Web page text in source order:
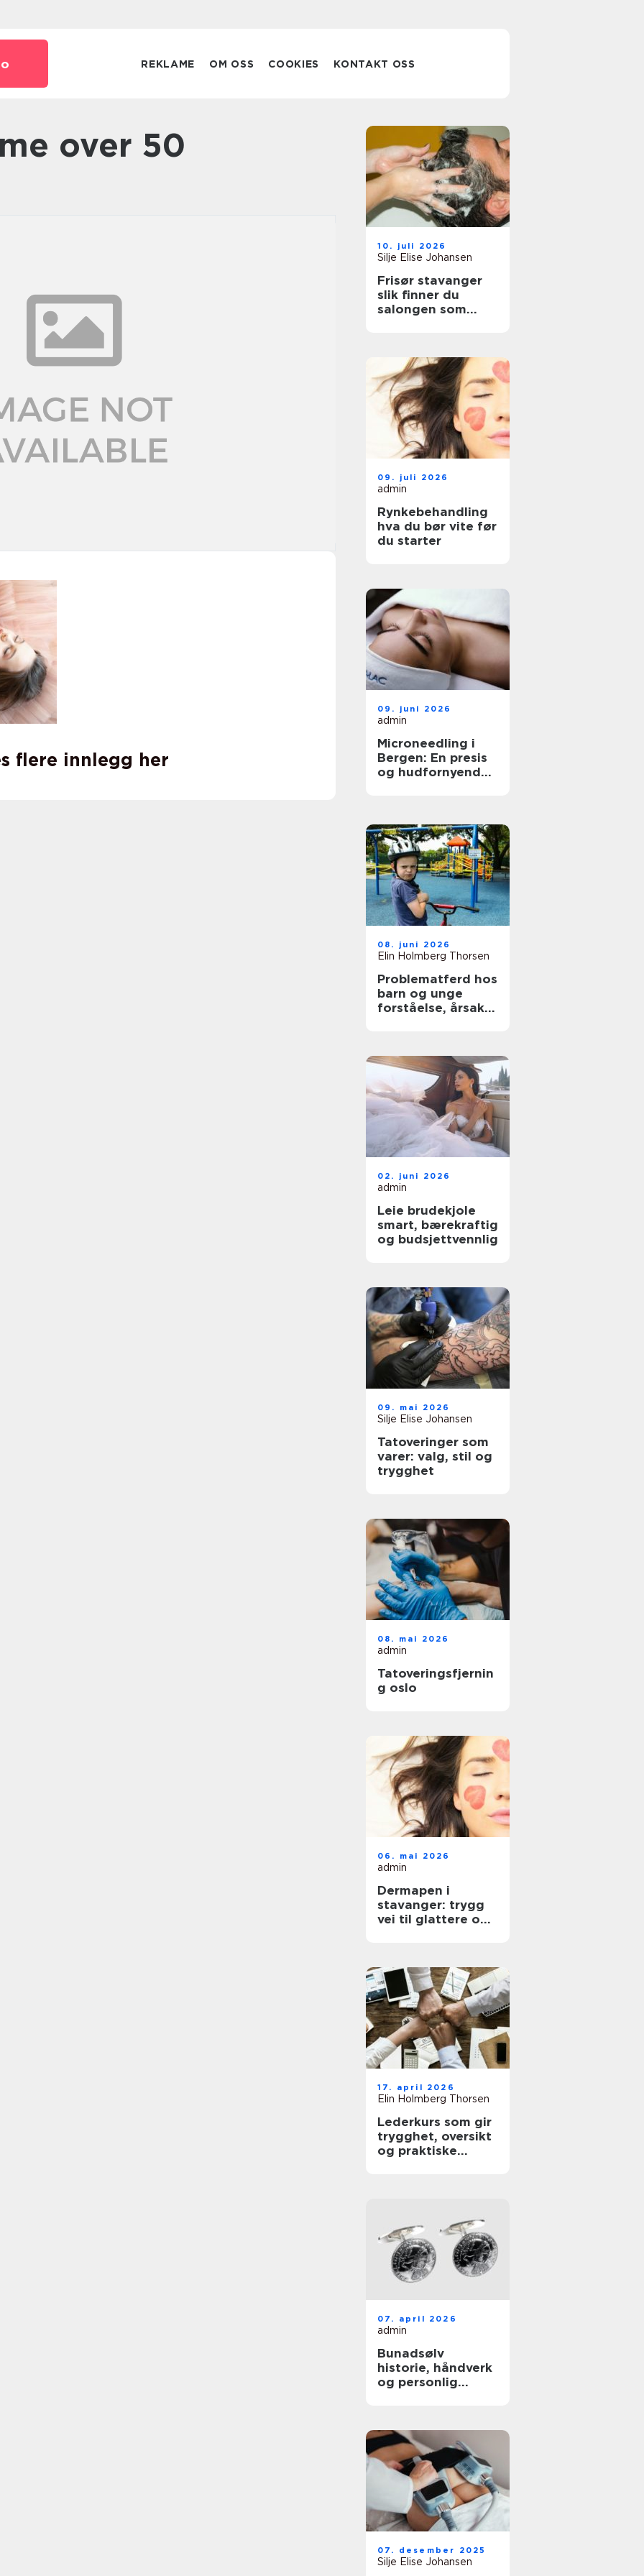
REKLAME OM OSS COOKIES KONTAKT OSS
over 50
flere innlegg her
10. juli 2026
Silje Elise Johansen
Frisør stavanger
slik finner du
salongen som
09. juli 2026
admin
Rynkebehandling
hva du bør vite før
du starter
09. juni 2026
admin
Microneedling i
Bergen: En presis
og hudfornyende
08. juni 2026
Elin Holmberg Thorsen
Problematferd hos
barn og unge
forståelse, årsaker
02. juni 2026
admin
Leie brudekjole
smart, bærekraftig
og budsjettvennlig
09. mai 2026
Silje Elise Johansen
Tatoveringer som
varer: valg, stil og
trygghet
08. mai 2026
admin
Tatoveringsfjernin
g oslo
06. mai 2026
admin
Dermapen i
stavanger: trygg
vei til glattere og
17. april 2026
Elin Holmberg Thorsen
Lederkurs som gir
trygghet, oversikt
og praktiske
07. april 2026
admin
Bunadsølv
historie, håndverk
og personlig
07. desember 2025
Silje Elise Johansen